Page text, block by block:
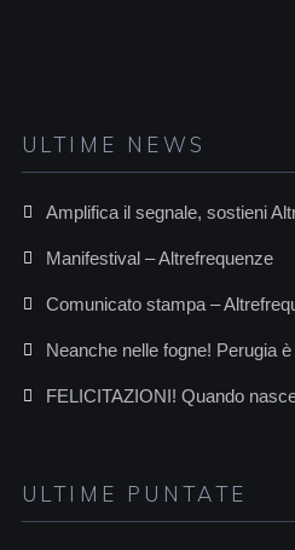
ULTIME NEWS
Amplifica il segnale, sostieni
Manifestival – Altrefrequenze
Comunicato stampa –
Neanche nelle fogne! Perugia
FELICITAZIONI! Quando
ULTIME PUNTATE